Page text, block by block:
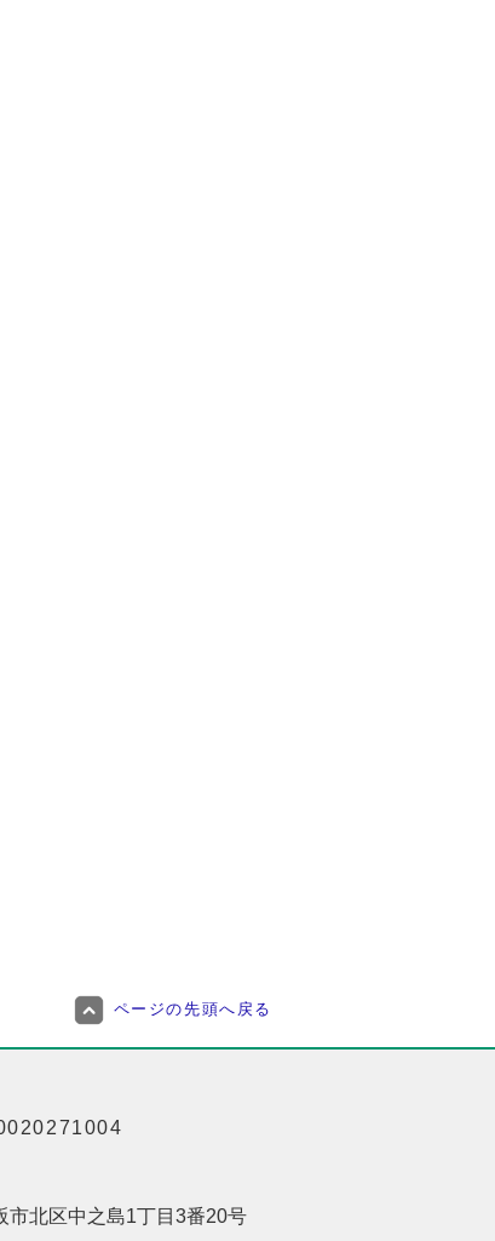
ページの先頭へ戻る
北区中之島1丁目3番20号